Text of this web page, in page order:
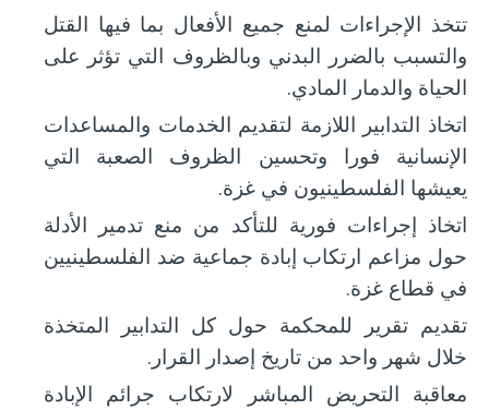
تتخذ الإجراءات لمنع جميع الأفعال بما فيها القتل
والتسبب بالضرر البدني وبالظروف التي تؤثر على
الحياة والدمار المادي.
اتخاذ التدابير اللازمة لتقديم الخدمات والمساعدات
الإنسانية فورا وتحسين الظروف الصعبة التي
يعيشها الفلسطينيون في غزة.
اتخاذ إجراءات فورية للتأكد من منع تدمير الأدلة
حول مزاعم ارتكاب إبادة جماعية ضد الفلسطينيين
في قطاع غزة.
تقديم تقرير للمحكمة حول كل التدابير المتخذة
خلال شهر واحد من تاريخ إصدار القرار.
معاقبة التحريض المباشر لارتكاب جرائم الإبادة